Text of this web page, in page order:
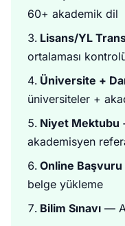
60+ akademik dil
Lisans/YL
ortalaması
Üniversite +
üniversiteler +
Niyet Mektubu
akademisyen
Online Başvuru
belge yükleme
Bilim Sınavı —